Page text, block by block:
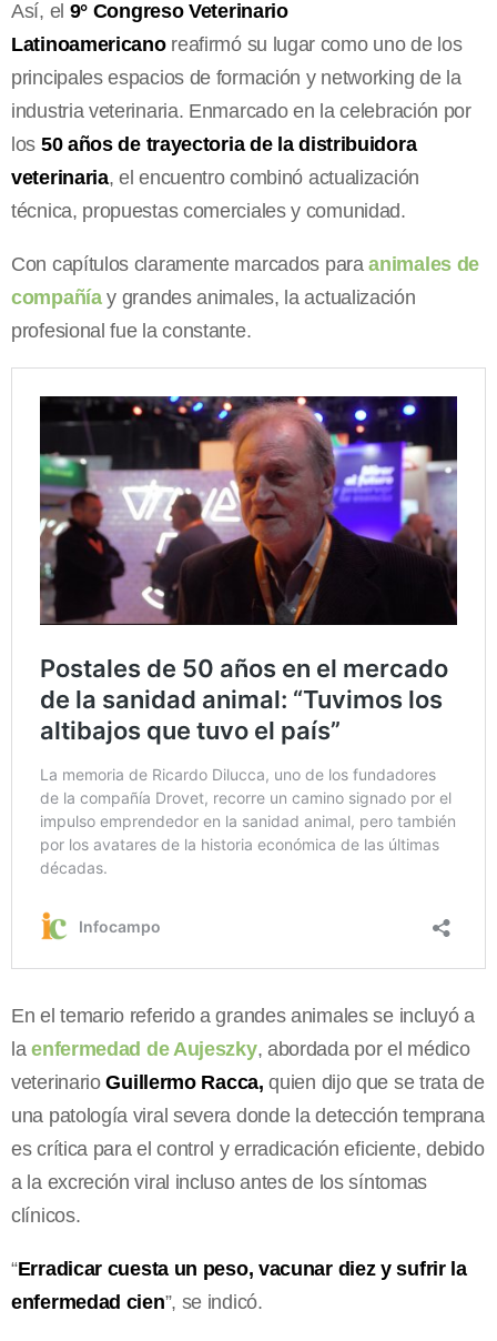
Así, el 9° Congreso Veterinario
Latinoamericanoreafirmó su lugar como uno de los
principales espacios de formación y networking de la
industria veterinaria. Enmarcado en la celebración por
los 50 años de trayectoria de la distribuidora
veterinaria, el encuentro combinó actualización
técnica, propuestas comerciales y comunidad.
Con capítulos claramente marcados paraanimales de
compañíay grandes animales, la actualización
profesional fue la constante.
En el temario referido a grandes animales se incluyó a
laenfermedad de Aujeszky, abordada por el médico
veterinarioGuillermo Racca, quien dijo que se trata de
una patología viral severa donde la detección temprana
es crítica para el control y erradicación eficiente, debido
a la excreción viral incluso antes de los síntomas
clínicos.
“Erradicar cuesta un peso, vacunar diez y sufrir la
enfermedad cien”, se indicó.